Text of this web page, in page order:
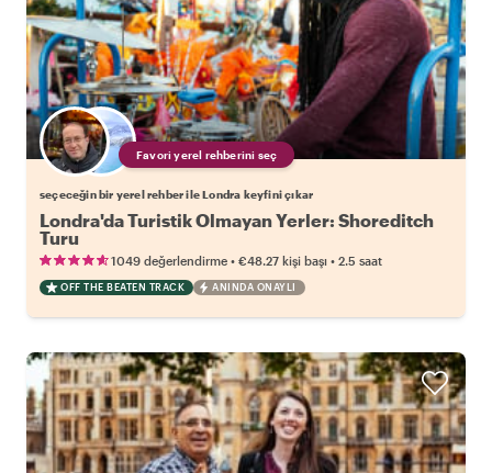
Favori yerel rehberini seç
seçeceğin bir yerel rehber ile Londra keyfini çıkar
Londra'da Turistik Olmayan Yerler: Shoreditch
Turu
1049 değerlendirme • €48.27 kişi başı • 2.5 saat
OFF THE BEATEN TRACK ANINDA ONAYLI